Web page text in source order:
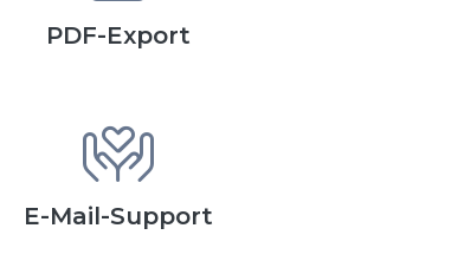
PDF-Export
E-Mail-Support